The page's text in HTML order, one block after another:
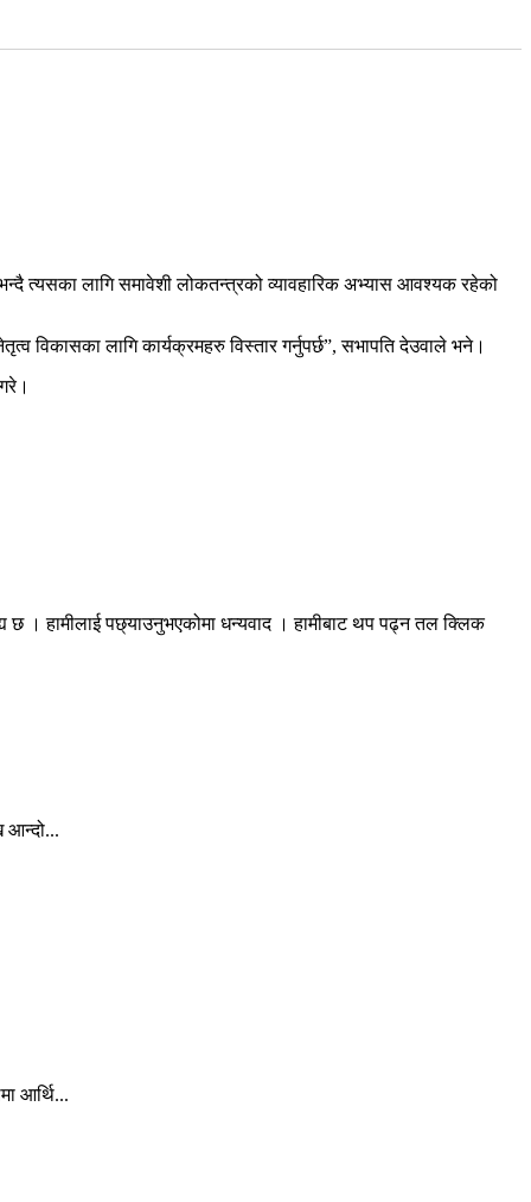
त्यसका लागि समावेशी लोकतन्त्रको व्यावहारिक अभ्यास आवश्यक रहेको
विकासका लागि कार्यक्रमहरु विस्तार गर्नुपर्छ”, सभापति देउवाले भने।
छ । हामीलाई पछ्याउनुभएकोमा धन्यवाद । हामीबाट थप पढ्न तल क्लिक
आन्दो...
आर्थि...